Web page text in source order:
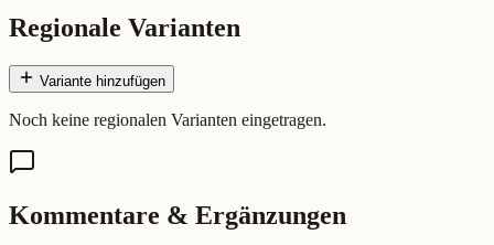
Regionale Varianten
Variante hinzufügen
Noch keine regionalen Varianten eingetragen.
Kommentare & Ergänzungen